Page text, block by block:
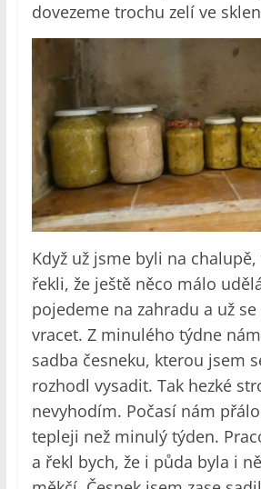
dovezeme trochu zelí ve
Když už jsme byli na
řekli, že ještě něco málo
pojedeme na zahradu a už
vracet. Z minulého týdne
sadba česneku, kterou jsem
rozhodl vysadit. Tak hezké
nevyhodím. Počasí nám
tepleji než minulý týden.
a řekl bych, že i půda byla i